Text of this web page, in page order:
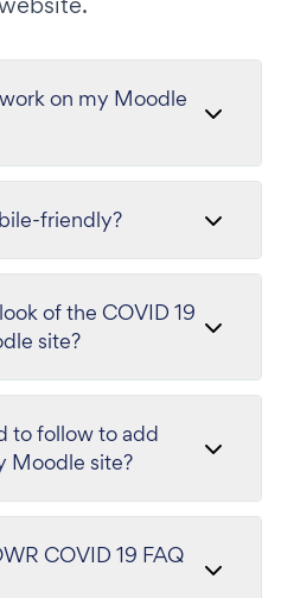
on my Moodle
friendly?
of the COVID 19
site?
to follow to add
Moodle site?
COVID 19 FAQ